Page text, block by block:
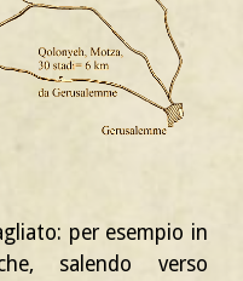
per esempio in
salendo verso